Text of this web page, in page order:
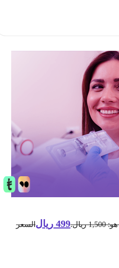
499 ريال السعر